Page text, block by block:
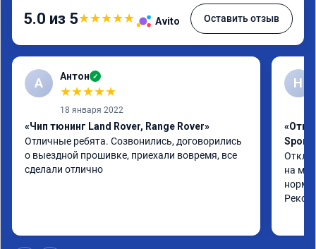
5.0 из 5★★★★★ Avito Оставить отзыв
А Антон ✓
★★★★★
18 января 2022
«Чип тюнинг Land Rover, Range Rover»
Отличные ребята. Созвонились, договорились
о выездной прошивке, приехали вовремя, все
сделали отлично
Н
Sport
на